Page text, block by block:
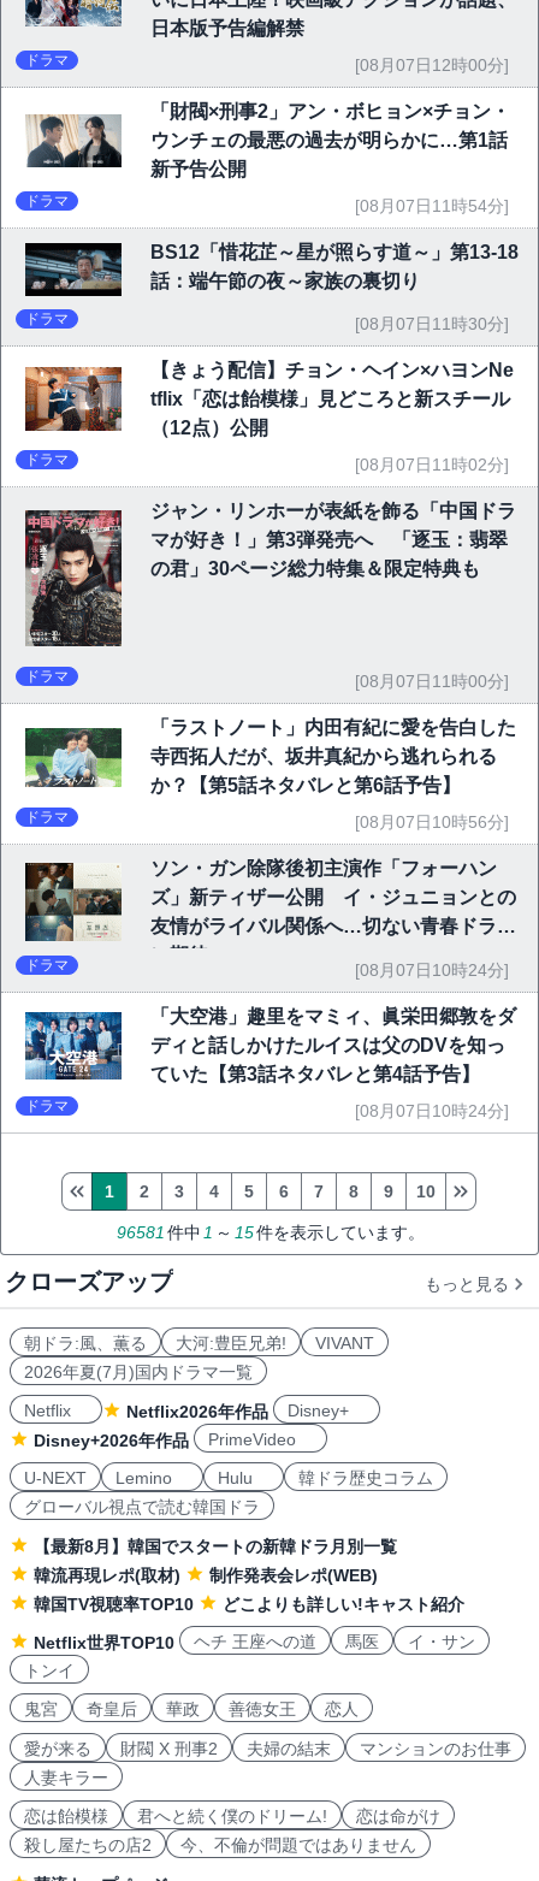
日本版予告編解禁
ドラマ [08月07日12時00分]
「財閥×刑事2」アン・ボヒョン×チョン・
ウンチェの最悪の過去が明らかに…第1話
新予告公開
ドラマ [08月07日11時54分]
BS12「惜花芷～星が照らす道～」第13-18
話：端午節の夜～家族の裏切り
ドラマ [08月07日11時30分]
【きょう配信】チョン・ヘイン×ハヨンNe
tflix「恋は飴模様」見どころと新スチール
（12点）公開
ドラマ [08月07日11時02分]
ジャン・リンホーが表紙を飾る「中国ドラ
マが好き！」第3弾発売へ 「逐玉：翡翠
の君」30ページ総力特集＆限定特典も
ドラマ [08月07日11時00分]
「ラストノート」内田有紀に愛を告白した
寺西拓人だが、坂井真紀から逃れられる
か？【第5話ネタバレと第6話予告】
ドラマ [08月07日10時56分]
ソン・ガン除隊後初主演作「フォーハン
ズ」新ティザー公開 イ・ジュニョンとの
友情がライバル関係へ…切ない青春ドラマ
に期待
ドラマ [08月07日10時24分]
「大空港」趣里をマミィ、眞栄田郷敦をダ
ディと話しかけたルイスは父のDVを知っ
ていた【第3話ネタバレと第4話予告】
ドラマ [08月07日10時24分]
96581件中1 ～ 15件を表示しています。
1 2 3 4 5 6 7 8 9 10
クローズアップ もっと見る
朝ドラ:風、薫る 大河:豊臣兄弟!
VIVANT
2026年夏(7月)国内ドラマ一覧
Netflix
Netflix2026年作品
Disney+
Disney+2026年作品
PrimeVideo
U-NEXT
Lemino Hulu
韓ドラ歴史コラム
グローバル視点で読む韓国ドラ
【最新8月】韓国でスタートの新韓ドラ月別一覧
韓流再現レポ(取材)
制作発表会レポ(WEB)
韓国TV視聴率TOP10
どこよりも詳しい!キャスト紹介
Netflix世界TOP10
ヘチ 王座への道 馬医
イ・サン
トンイ
鬼宮
奇皇后 華政 善徳女王 恋人
愛が来る 財閥 X 刑事2 夫婦の結末
マンションのお仕事
人妻キラー
恋は飴模様
君へと続く僕のドリーム!
恋は命がけ
殺し屋たちの店2
今、不倫が問題ではありません